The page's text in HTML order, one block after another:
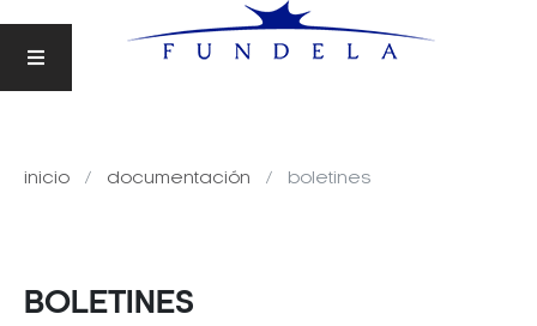
inicio documentación boletines
BOLETINES